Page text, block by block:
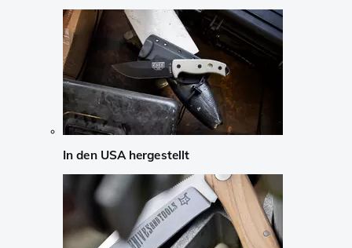
In den USA hergestellt